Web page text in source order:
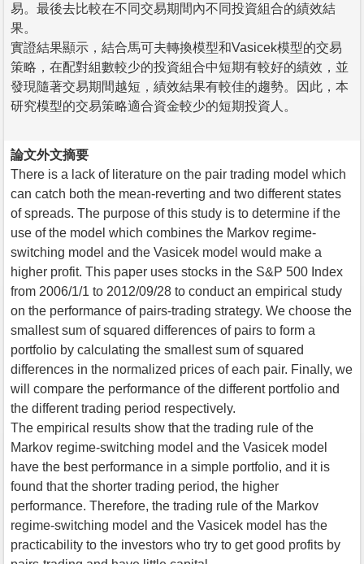
易。最後去比較在不同交易期間內不同投資組合的績效結
果。
實證結果顯示，結合馬可夫轉換模型和Vasicek模型的交易
策略，在配對組數較少的投資組合中短期有較好的績效，並
發現隨著交易期間越短，績效結果有較佳的趨勢。因此，本
研究模型的交易策略適合資金較少的短期投資人。
論文外文摘要
There is a lack of literature on the pair trading model which
can catch both the mean-reverting and two different states
of spreads. The purpose of this study is to determine if the
use of the model which combines the Markov regime-
switching model and the Vasicek model would make a
higher profit. This paper uses stocks in the S&P 500 Index
from 2006/1/1 to 2012/09/28 to conduct an empirical study
on the performance of pairs-trading strategy. We choose the
smallest sum of squared differences of pairs to form a
portfolio by calculating the smallest sum of squared
differences in the normalized prices of each pair. Finally, we
will compare the performance of the different portfolio and
the different trading period respectively.
The empirical results show that the trading rule of the
Markov regime-switching model and the Vasicek model
have the best performance in a simple portfolio, and it is
found that the shorter trading period, the higher
performance. Therefore, the trading rule of the Markov
regime-switching model and the Vasicek model has the
practicability to the investors who try to get good profits by